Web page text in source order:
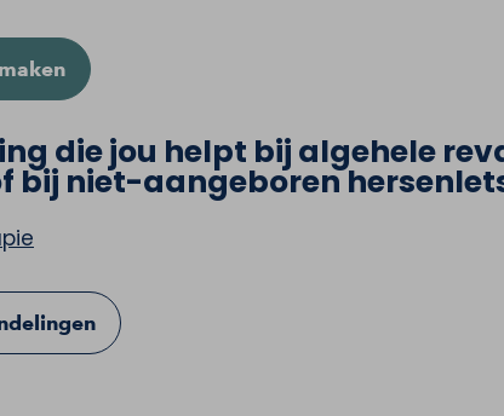
die jou helpt bij algehele
bij niet-aangeboren